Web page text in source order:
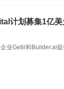
计划募集1亿美
业Getir和Builder.ai